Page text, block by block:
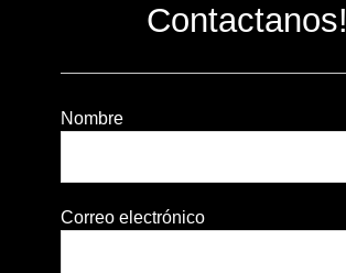
Contactanos!
Nombre
Correo electrónico